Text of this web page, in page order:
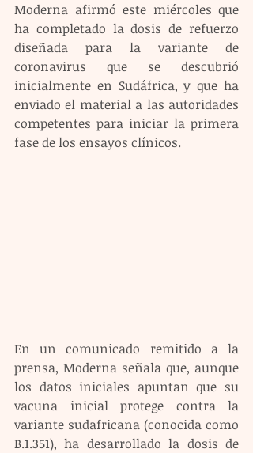
Moderna afirmó este miércoles que
ha completado la dosis de refuerzo
diseñada para la variante de
coronavirus que se descubrió
inicialmente en Sudáfrica, y que ha
enviado el material a las autoridades
competentes para iniciar la primera
fase de los ensayos clínicos.
En un comunicado remitido a la
prensa, Moderna señala que, aunque
los datos iniciales apuntan que su
vacuna inicial protege contra la
variante sudafricana (conocida como
B.1.351), ha desarrollado la dosis de